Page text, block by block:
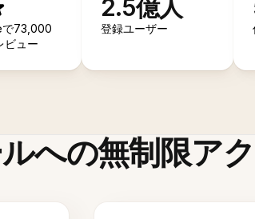
73,000
ビュー
2.5億人
登録ユーザー
への無制限ア